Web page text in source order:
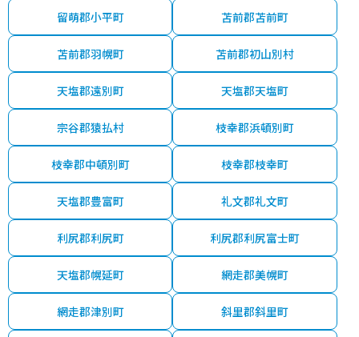
留萌郡小平町 苫前郡苫前町
苫前郡羽幌町 苫前郡初山別村
天塩郡遠別町 天塩郡天塩町
宗谷郡猿払村 枝幸郡浜頓別町
枝幸郡中頓別町 枝幸郡枝幸町
天塩郡豊富町 礼文郡礼文町
利尻郡利尻町 利尻郡利尻富士町
天塩郡幌延町 網走郡美幌町
網走郡津別町 斜里郡斜里町